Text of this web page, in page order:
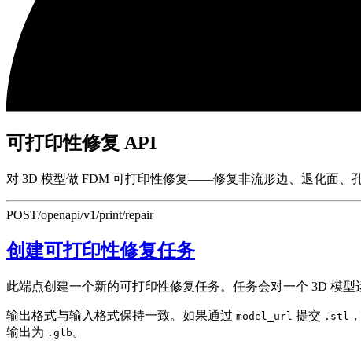
可打印性修复 API
对 3D 模型做 FDM 可打印性修复——修复非流形边、退化面、
POST/openapi/v1/print/repair
创建可打印性修复任务
此端点创建一个新的可打印性修复任务。任务会对一个 3D 模
输出格式与输入格式保持一致。如果通过 model_url 提交 .stl
输出为 .glb 。